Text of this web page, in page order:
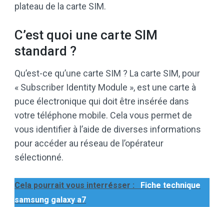
plateau de la carte SIM.
C’est quoi une carte SIM
standard ?
Qu’est-ce qu’une carte SIM ? La carte SIM, pour
« Subscriber Identity Module », est une carte à
puce électronique qui doit être insérée dans
votre téléphone mobile. Cela vous permet de
vous identifier à l’aide de diverses informations
pour accéder au réseau de l’opérateur
sélectionné.
Cela pourrait vous interrésser :
Fiche technique
samsung galaxy a7